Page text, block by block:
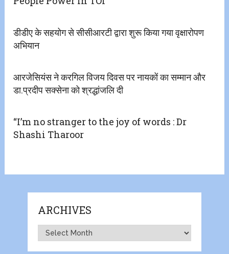
डीडीए के सहयोग से सीसीआरटी द्वारा शुरू किया गया वृक्षारोपण
अभियान
आरजेसियंस ने करगिल विजय दिवस पर नायकों का सम्मान और
डा.प्रदीप सक्सेना को श्रद्धांजलि दी
“I’m no stranger to the joy of words : Dr
Shashi Tharoor
ARCHIVES
Archives